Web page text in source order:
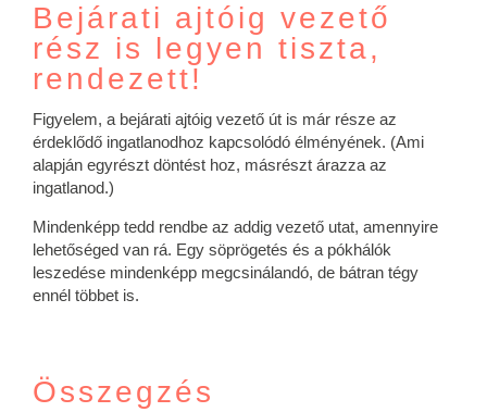
Bejárati ajtóig vezető
rész is legyen tiszta,
rendezett!
Figyelem, a bejárati ajtóig vezető út is már része az
érdeklődő ingatlanodhoz kapcsolódó élményének. (Ami
alapján egyrészt döntést hoz, másrészt árazza az
ingatlanod.)
Mindenképp tedd rendbe az addig vezető utat, amennyire
lehetőséged van rá. Egy söprögetés és a pókhálók
leszedése mindenképp megcsinálandó, de bátran tégy
ennél többet is.
Összegzés